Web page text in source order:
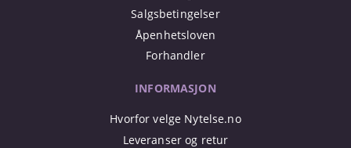
Salgsbetingelser
Åpenhetsloven
Forhandler
INFORMASJON
Hvorfor velge Nytelse.no
Leveranser og retur